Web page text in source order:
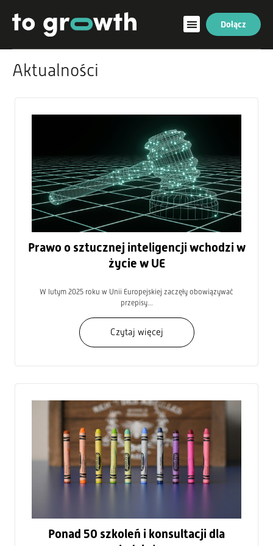
Dołącz
Aktualności
Prawo o sztucznej inteligencji wchodzi w
życie w UE
W lutym 2025 roku w Unii Europejskiej zaczęły obowiązywać
przepisy...
Czytaj więcej
Ponad 50 szkoleń i konsultacji dla